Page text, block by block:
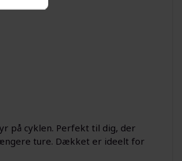
på cyklen. Perfekt til dig, der
ture. Dækket er ideelt for